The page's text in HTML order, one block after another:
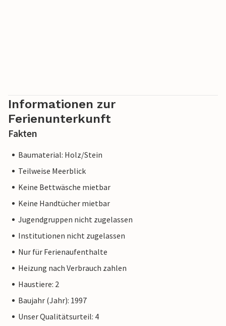
Informationen zur
Ferienunterkunft
Fakten
Baumaterial: Holz/Stein
Teilweise Meerblick
Keine Bettwäsche mietbar
Keine Handtücher mietbar
Jugendgruppen nicht zugelassen
Institutionen nicht zugelassen
Nur für Ferienaufenthalte
Heizung nach Verbrauch zahlen
Haustiere: 2
Baujahr (Jahr): 1997
Unser Qualitätsurteil: 4